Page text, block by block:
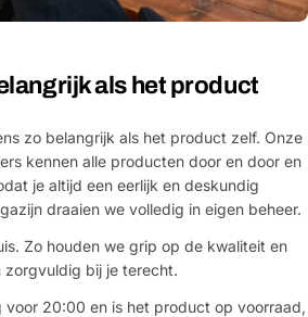
als het product
zo belangrijk als het product zelf. Onze
kennen alle producten door en door en
je altijd een eerlijk en deskundig
draaien we volledig in eigen beheer.
Zo houden we grip op de kwaliteit en
zorgvuldig bij je terecht.
voor 20:00 en is het product op voorraad,